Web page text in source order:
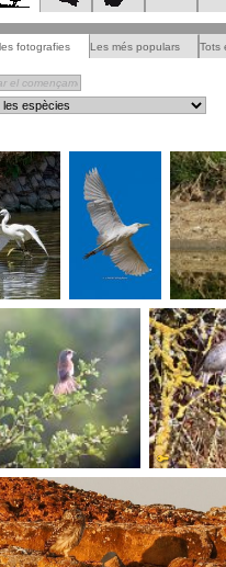
fotografies Les més populars Tots